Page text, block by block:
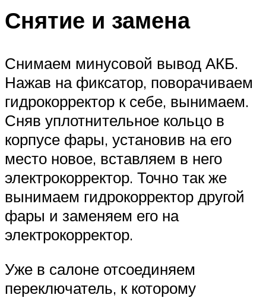
Снятие и замена
Снимаем минусовой вывод АКБ.
Нажав на фиксатор, поворачиваем
гидрокорректор к себе, вынимаем.
Сняв уплотнительное кольцо в
корпусе фары, установив на его
место новое, вставляем в него
электрокорректор. Точно так же
вынимаем гидрокорректор другой
фары и заменяем его на
электрокорректор.
Уже в салоне отсоединяем
переключатель, к которому